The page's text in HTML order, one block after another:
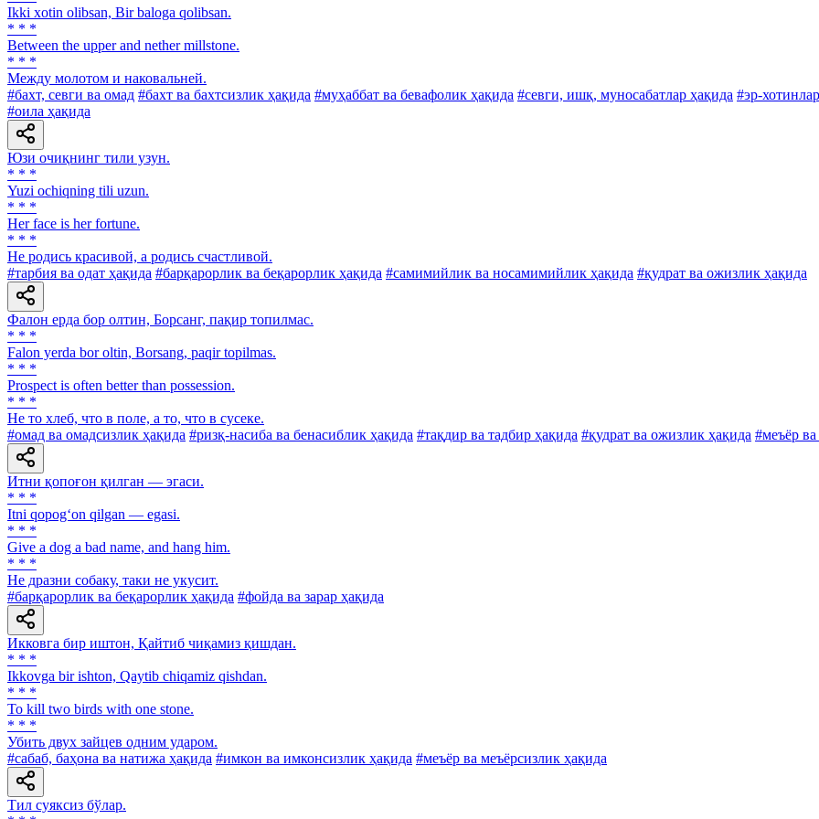
Ikki xotin olibsan, Bir baloga qolibsan.
* * *
Between the upper and nether millstone.
* * *
Между молотом и наковальней.
#бахт, севги ва омад #бахт ва бахтсизлик ҳақида #муҳаббат ва бевафолик ҳақида #севги, ишқ, муносабатлар ҳақида #эр-
#оила ҳақида
Юзи очиқнинг тили узун.
* * *
Yuzi ochiqning tili uzun.
* * *
Her face is her fortune.
* * *
He родись красивой, а родись счастливой.
#тарбия ва одат ҳақида #барқарорлик ва беқарорлик ҳақида #самимийлик ва носамимийлик ҳақида #қудрат ва ожизлик ҳақида
Фалон ерда бор олтин, Борсанг, пақир топилмас.
* * *
Falon yerda bor oltin, Borsang, paqir topilmas.
* * *
Prospect is often better than possession.
* * *
He то хлеб, что в поле, а то, что в сусеке.
#омад ва омадсизлик ҳақида #ризқ-насиба ва бенасиблик ҳақида #тақдир ва тадбир ҳақида #қудрат ва ожизлик ҳақида #меъёр
Итни қопоғон қилган — эгаси.
* * *
Itni qopog‘on qilgan — egasi.
* * *
Give a dog a bad name, and hang him.
* * *
He дразни собаку, таки не укусит.
#барқарорлик ва беқарорлик ҳақида #фойда ва зарар ҳақида
Икковга бир иштон, Қайтиб чиқамиз қишдан.
* * *
Ikkovga bir ishton, Qaytib chiqamiz qishdan.
* * *
To kill two birds with one stone.
* * *
Убить двух зайцев одним ударом.
#сабаб, баҳона ва натижа ҳақида #имкон ва имконсизлик ҳақида #меъёр ва меъёрсизлик ҳақида
Тил суяксиз бўлар.